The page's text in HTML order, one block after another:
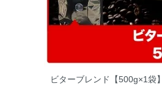
ビターブレンド【500g×1袋】